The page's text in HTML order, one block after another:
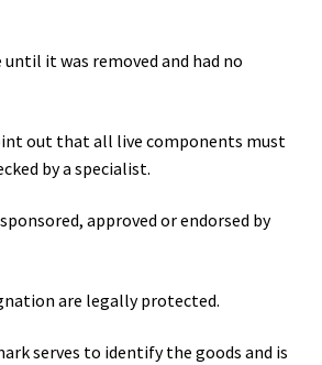
until it was removed and had no
out that all live components must
by a specialist.
approved or endorsed by
are legally protected.
serves to identify the goods and is